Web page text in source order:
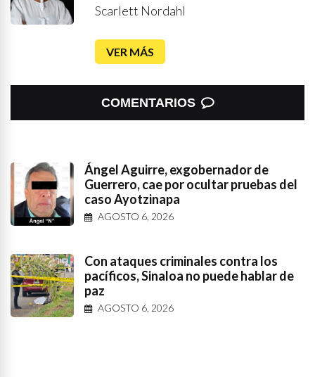
Scarlett Nordahl
VER MÁS
COMENTARIOS
Ángel Aguirre, exgobernador de
Guerrero, cae por ocultar pruebas del
caso Ayotzinapa
AGOSTO 6, 2026
Con ataques criminales contra los
pacíficos, Sinaloa no puede hablar de
paz
AGOSTO 6, 2026